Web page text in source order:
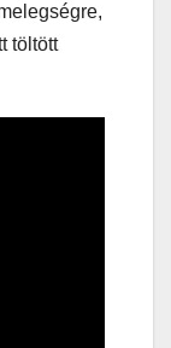
töltött